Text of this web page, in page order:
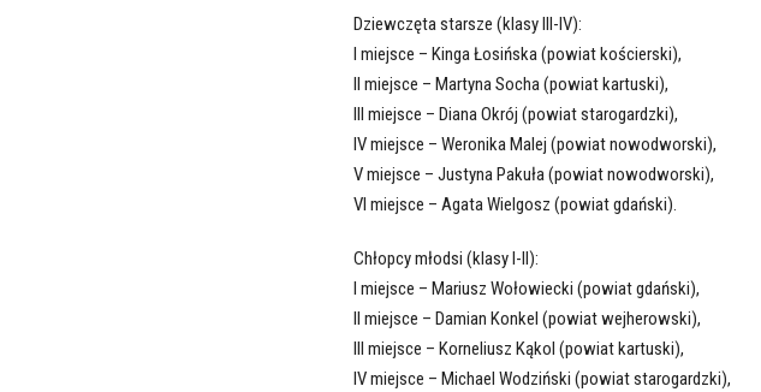
Dziewczęta starsze (klasy III-IV):
I miejsce – Kinga Łosińska (powiat kościerski),
II miejsce – Martyna Socha (powiat kartuski),
III miejsce – Diana Okrój (powiat starogardzki),
IV miejsce – Weronika Malej (powiat nowodworski),
V miejsce – Justyna Pakuła (powiat nowodworski),
VI miejsce – Agata Wielgosz (powiat gdański).
Chłopcy młodsi (klasy I-II):
I miejsce – Mariusz Wołowiecki (powiat gdański),
II miejsce – Damian Konkel (powiat wejherowski),
III miejsce – Korneliusz Kąkol (powiat kartuski),
IV miejsce – Michael Wodziński (powiat starogardzki),